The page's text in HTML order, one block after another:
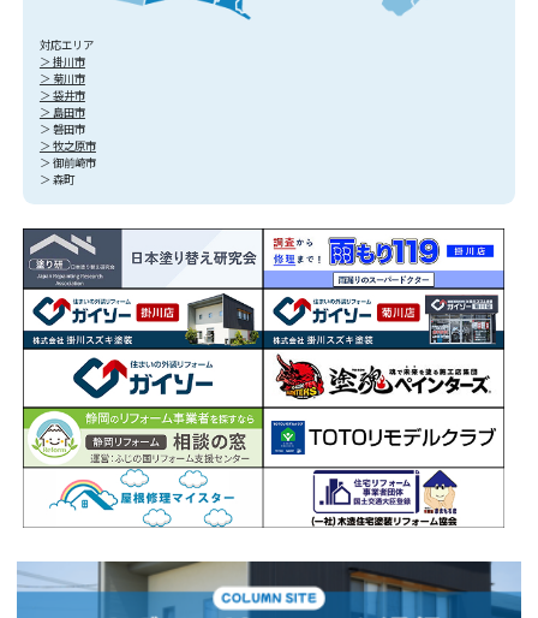
対応エリア
＞ 掛川市
＞ 菊川市
＞ 袋井市
＞ 島田市
＞ 磐田市
＞ 牧之原市
＞ 御前崎市
＞ 森町